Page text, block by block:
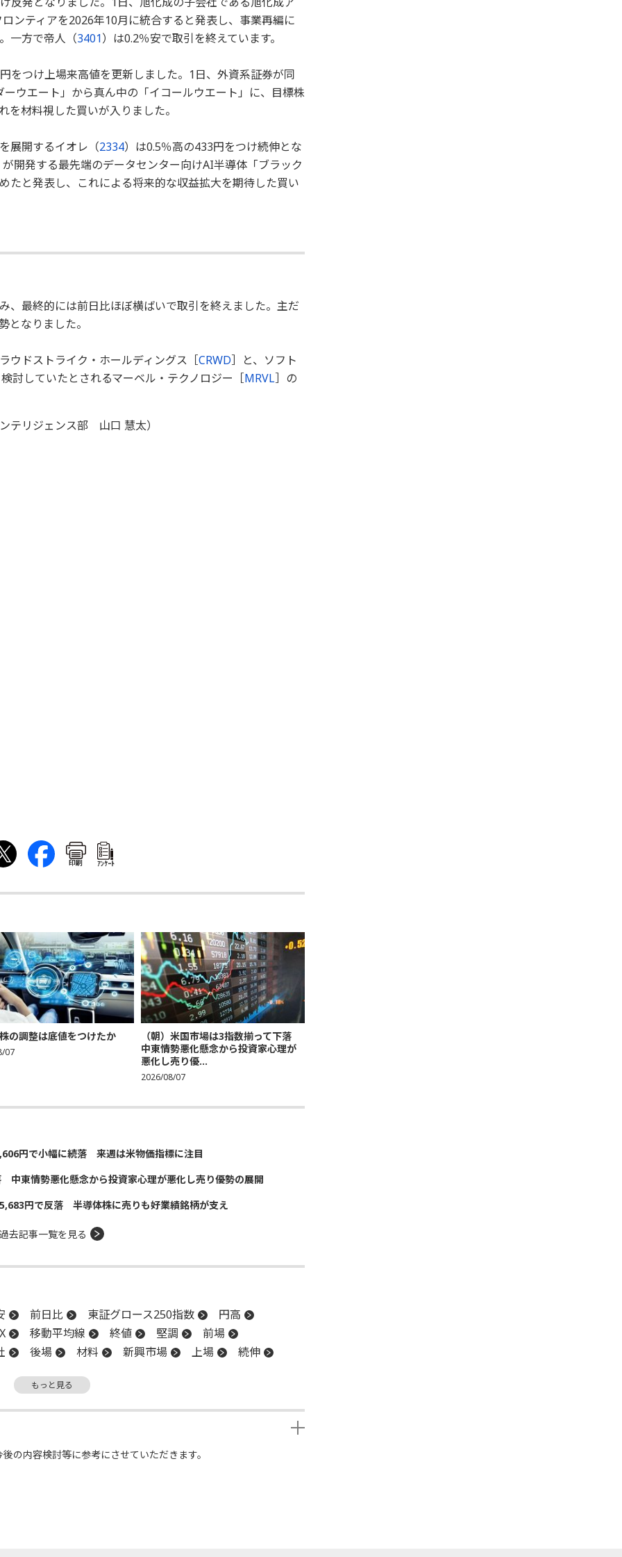
ンティアを2026年10月に統合すると発表し、事業再編に
一方で帝人（3401）は0.2％安で取引を終えています。
をつけ上場来高値を更新しました。1日、外資系証券が同
ウエート」から真ん中の「イコールウエート」に、目標株
材料視した買いが入りました。
展開するイオレ（2334）は0.5％高の433円をつけ続伸とな
開発する最先端のデータセンター向けAI半導体「ブラック
たと発表し、これによる将来的な収益拡大を期待した買い
、最終的には前日比ほぼ横ばいで取引を終えました。主だ
となりました。
ウドストライク・ホールディングス［CRWD］と、ソフト
討していたとされるマーベル・テクノロジー［MRVL］の
テリジェンス部 山口 慧太）
印刷 ｱﾝｹｰﾄ
の調整は底値をつけたか
07
（朝）米国市場は3指数揃って下落
中東情勢悪化懸念から投資家心理が
悪化し売り優...
2026/08/07
円で小幅に続落 来週は米物価指標に注目
中東情勢悪化懸念から投資家心理が悪化し売り優勢の展開
円で反落 半導体株に売りも好業績銘柄が支え
過去記事一覧を見る
前日比 東証グロース250指数
円高
移動平均線 終値 堅調
前場
後場 材料 新興市場 上場 続伸
もっと見る
の内容検討等に参考にさせていただきます。